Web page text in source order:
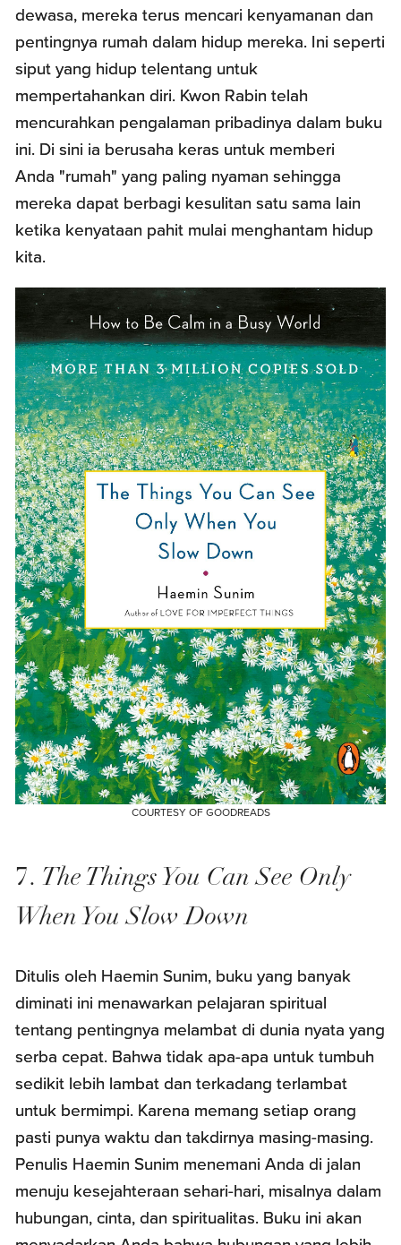
dewasa, mereka terus mencari kenyamanan dan
pentingnya rumah dalam hidup mereka. Ini seperti
siput yang hidup telentang untuk
mempertahankan diri. Kwon Rabin telah
mencurahkan pengalaman pribadinya dalam buku
ini. Di sini ia berusaha keras untuk memberi
Anda "rumah" yang paling nyaman sehingga
mereka dapat berbagi kesulitan satu sama lain
ketika kenyataan pahit mulai menghantam hidup
kita.
COURTESY OF GOODREADS
7. The Things You Can See Only
When You Slow Down
Ditulis oleh Haemin Sunim, buku yang banyak
diminati ini menawarkan pelajaran spiritual
tentang pentingnya melambat di dunia nyata yang
serba cepat. Bahwa tidak apa-apa untuk tumbuh
sedikit lebih lambat dan terkadang terlambat
untuk bermimpi. Karena memang setiap orang
pasti punya waktu dan takdirnya masing-masing.
Penulis Haemin Sunim menemani Anda di jalan
menuju kesejahteraan sehari-hari, misalnya dalam
hubungan, cinta, dan spiritualitas. Buku ini akan